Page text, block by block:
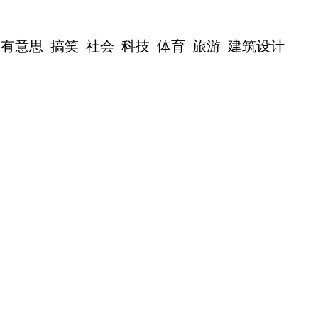
有意思 搞笑 社会 科技 体育 旅游 建筑设计